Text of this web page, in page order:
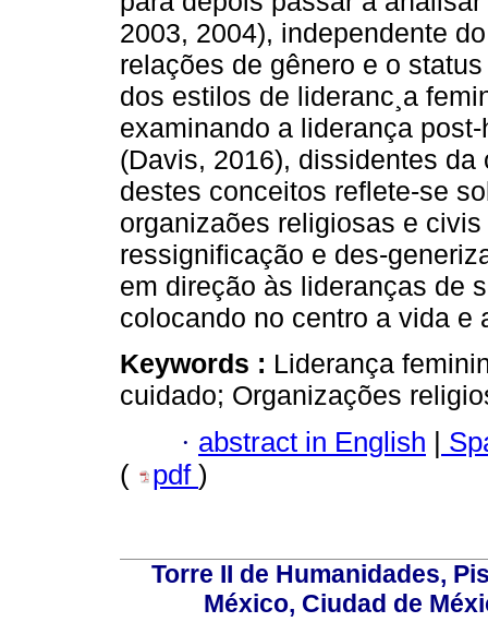
2003, 2004), independente
relações de gênero e o
dos estilos de lideranc¸a
examinando a liderança
(Davis, 2016), dissidentes
destes conceitos reflete-se
organizaões religiosas e
ressignificação e des-
em direção às lideranças de
colocando no centro a vida e
Keywords : Liderança
cuidado; Organizações
· abstract in English |
(
pdf )
Torre II de Humanidades,
México, Ciudad de